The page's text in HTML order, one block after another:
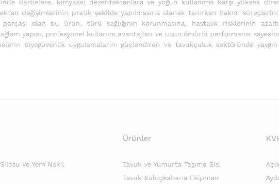
darbelere, kimyasal dezenfektanlara ve yoğun kullanıma karşı yüksek
değişimlerinin pratik şekilde yapılmasına olanak tanırken bakım
olan bu ürün, sürü sağlığının korunmasına, hastalık risklerinin
yapısı, profesyonel kullanım avantajları ve uzun ömürlü performansı
biyogüvenlik uygulamalarını güçlendiren ve tavukçuluk sektöründe
ve Yem Nakil
Ürünler
Tavuk ve Yumurta Taşıma Sis.
Tavuk Kuluçkahane Ekipman